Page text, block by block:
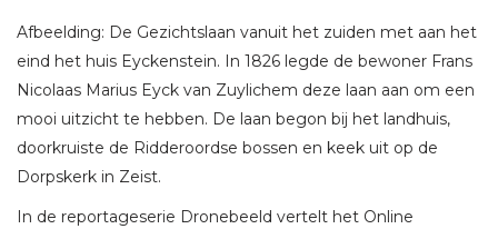
Afbeelding: De Gezichtslaan vanuit het zuiden met aan het
eind het huis Eyckenstein. In 1826 legde de bewoner Frans
Nicolaas Marius Eyck van Zuylichem deze laan aan om een
mooi uitzicht te hebben. De laan begon bij het landhuis,
doorkruiste de Ridderoordse bossen en keek uit op de
Dorpskerk in Zeist.
In de reportageserie Dronebeeld vertelt het Online